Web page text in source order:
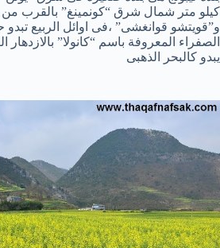
كيلو متر شمال شرق “كونمينغ” بالقرب من
و”قويتشو قوانغشى” ،فى اوائل الربيع
الصفراء المعروفة باسم “كانولا”
يبدو كالبحر الذهبى